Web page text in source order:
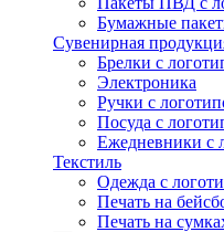
Бумажные
Сувенирная
Брелки с
Электроника
Ручки с
Посуда с
Ежедневники с
Текстиль
Одежда с
Печать на
Печать на